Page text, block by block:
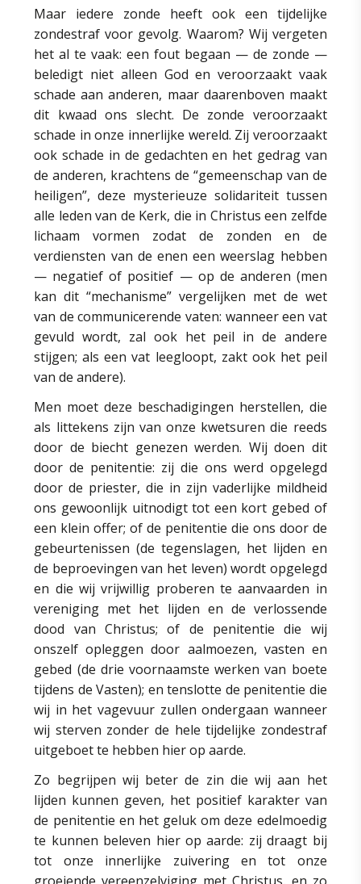
Maar iedere zonde heeft ook een tijdelijke
zondestraf voor gevolg. Waarom? Wij vergeten
het al te vaak: een fout begaan — de zonde —
beledigt niet alleen God en veroorzaakt vaak
schade aan anderen, maar daarenboven maakt
dit kwaad ons slecht. De zonde veroorzaakt
schade in onze innerlijke wereld. Zij veroorzaakt
ook schade in de gedachten en het gedrag van
de anderen, krachtens de “gemeenschap van de
heiligen”, deze mysterieuze solidariteit tussen
alle leden van de Kerk, die in Christus een zelfde
lichaam vormen zodat de zonden en de
verdiensten van de enen een weerslag hebben
— negatief of positief — op de anderen (men
kan dit “mechanisme” vergelijken met de wet
van de communicerende vaten: wanneer een vat
gevuld wordt, zal ook het peil in de andere
stijgen; als een vat leegloopt, zakt ook het peil
van de andere).
Men moet deze beschadigingen herstellen, die
als littekens zijn van onze kwetsuren die reeds
door de biecht genezen werden. Wij doen dit
door de penitentie: zij die ons werd opgelegd
door de priester, die in zijn vaderlijke mildheid
ons gewoonlijk uitnodigt tot een kort gebed of
een klein offer; of de penitentie die ons door de
gebeurtenissen (de tegenslagen, het lijden en
de beproevingen van het leven) wordt opgelegd
en die wij vrijwillig proberen te aanvaarden in
vereniging met het lijden en de verlossende
dood van Christus; of de penitentie die wij
onszelf opleggen door aalmoezen, vasten en
gebed (de drie voornaamste werken van boete
tijdens de Vasten); en tenslotte de penitentie die
wij in het vagevuur zullen ondergaan wanneer
wij sterven zonder de hele tijdelijke zondestraf
uitgeboet te hebben hier op aarde.
Zo begrijpen wij beter de zin die wij aan het
lijden kunnen geven, het positief karakter van
de penitentie en het geluk om deze edelmoedig
te kunnen beleven hier op aarde: zij draagt bij
tot onze innerlijke zuivering en tot onze